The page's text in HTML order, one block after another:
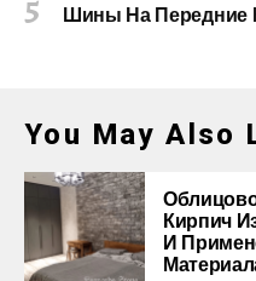
Шины На Передние
You May Also
Кирпич
И